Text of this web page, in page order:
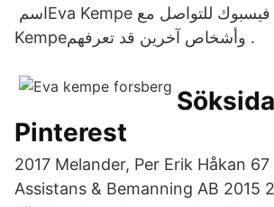
اسم ‏‎Eva Kempe‎‏. انضم إلى فيسبوك للتواصل مع ‏‎Eva
Kempe‎‏ وأشخاص آخرين قد تعرفهم.
Pinterest
2017 Melander, Per Erik Håkan 67
Assistans & Bemanning AB 2015